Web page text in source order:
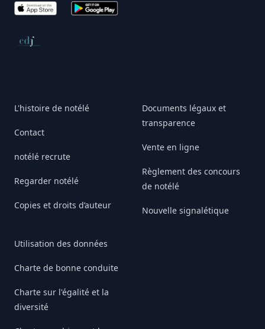
App Store Google Play
Conseil de déontologie journalistique
L'histoire de notélé
Contact
notélé recrute
Regarder notélé
Copies et droits d’auteur
Utilisation des données
Charte de bonne conduite
Charte sur l'égalité et la
diversité
Documents légaux et
transparence
Vente en ligne
Règlement des concours
de notélé
Nouvelle signalétique